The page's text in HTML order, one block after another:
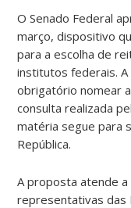
O Senado Federal
março, dispositivo
para a escolha de
institutos federais.
obrigatório nomear
consulta realizada
matéria segue para
República.
A proposta atende
representativas das